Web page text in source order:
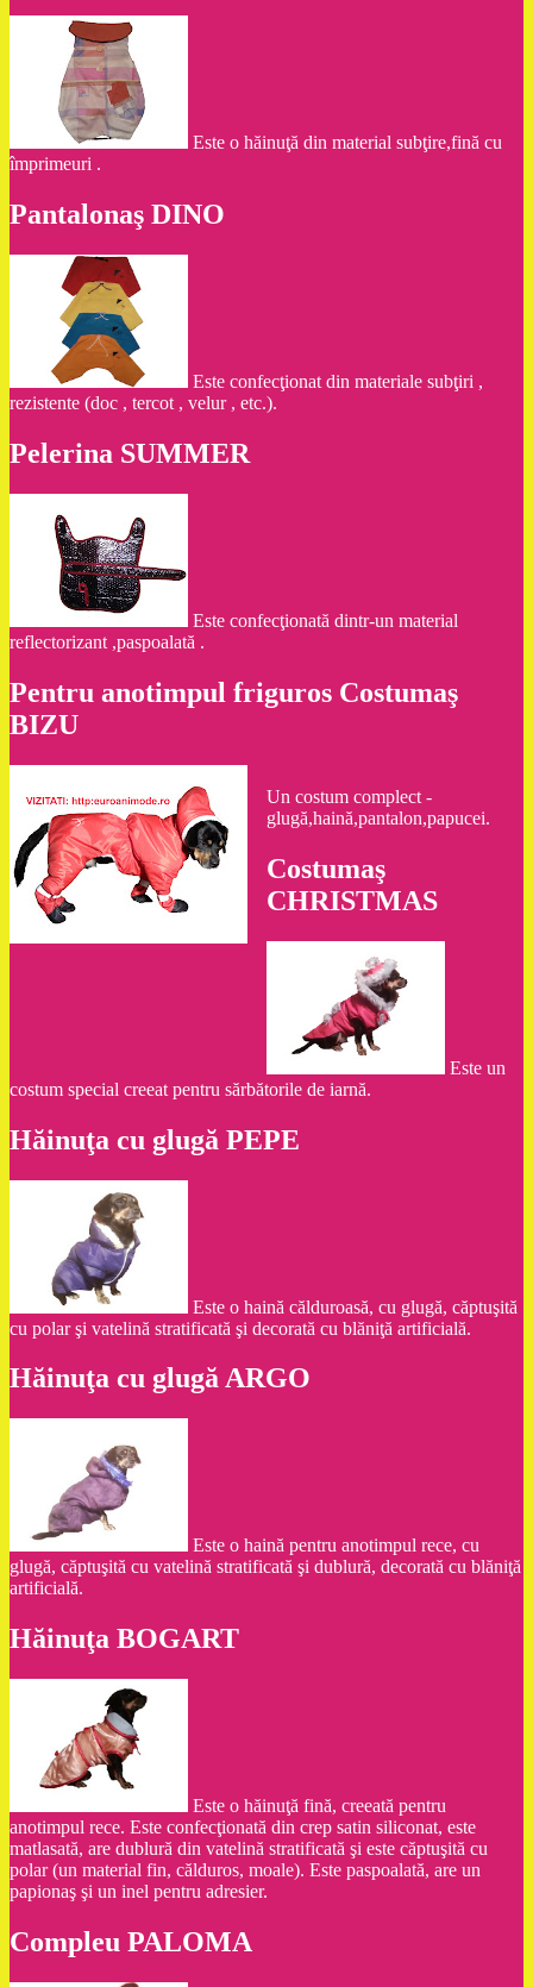
Este o hăinuţă din material subţire,fină cu
împrimeuri .
Pantalonaş DINO
Este confecţionat din materiale subţiri ,
rezistente (doc , tercot , velur , etc.).
Pelerina SUMMER
Este confecţionată dintr-un material
reflectorizant ,paspoalată .
Pentru anotimpul friguros Costumaş
BIZU
Un costum complect -
glugă,haină,pantalon,papucei.
Costumaş
CHRISTMAS
Este un
costum special creeat pentru sărbătorile de iarnă.
Hăinuţa cu glugă PEPE
Este o haină călduroasă, cu glugă, căptuşită
cu polar şi vatelină stratificată şi decorată cu blăniţă artificială.
Hăinuţa cu glugă ARGO
Este o haină pentru anotimpul rece, cu
glugă, căptuşită cu vatelină stratificată şi dublură, decorată cu blăniţă
artificială.
Hăinuţa BOGART
Este o hăinuţă fină, creeată pentru
anotimpul rece. Este confecţionată din crep satin siliconat, este
matlasată, are dublură din vatelină stratificată şi este căptuşită cu
polar (un material fin, călduros, moale). Este paspoalată, are un
papionaş şi un inel pentru adresier.
Compleu PALOMA